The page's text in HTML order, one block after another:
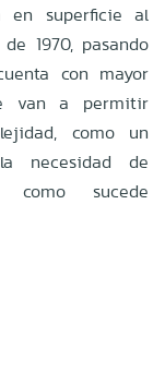
en superficie al
1970, pasando
con mayor
van a permitir
como un
necesidad de
como sucede